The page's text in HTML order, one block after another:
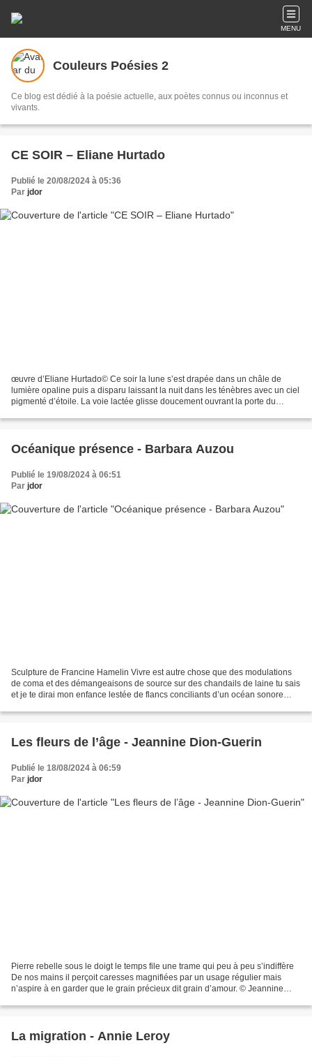
MENU
Couleurs Poésies 2
Ce blog est dédié à la poésie actuelle, aux poètes connus ou inconnus et
vivants.
CE SOIR – Eliane Hurtado
Publié le 20/08/2024 à 05:36
Par jdor
œuvre d’Eliane Hurtado© Ce soir la lune s’est drapée dans un châle de
lumière opaline puis a disparu laissant la nuit dans les ténèbres avec un ciel
pigmenté d’étoile. La voie lactée glisse doucement ouvrant la porte du
Océanique présence - Barbara Auzou
Publié le 19/08/2024 à 06:51
Par jdor
Sculpture de Francine Hamelin Vivre est autre chose que des modulations
de coma et des démangeaisons de source sur des chandails de laine tu sais
et je te dirai mon enfance lestée de flancs conciliants d’un océan sonore
Les fleurs de l’âge - Jeannine Dion-Guerin
Publié le 18/08/2024 à 06:59
Par jdor
Pierre rebelle sous le doigt le temps file une trame qui peu à peu s’indiffère
De nos mains il perçoit caresses magnifiées par un usage régulier mais
n’aspire à en garder que le grain précieux dit grain d’amour. © Jeannine
La migration - Annie Leroy